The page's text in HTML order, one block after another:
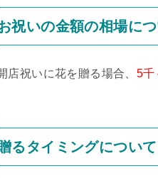
祝いの金額の相場に
店祝いに花を贈る場合、 5千
るタイミングについて